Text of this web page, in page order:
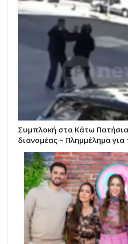
Συμπλοκή στα Κάτω
διανομέας – Πλημμέλημα